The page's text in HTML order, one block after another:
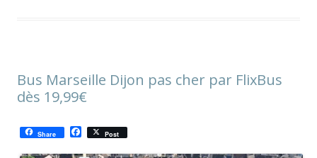
Bus Marseille Dijon pas cher par FlixBus
dès 19,99€
Share
a
c
Post